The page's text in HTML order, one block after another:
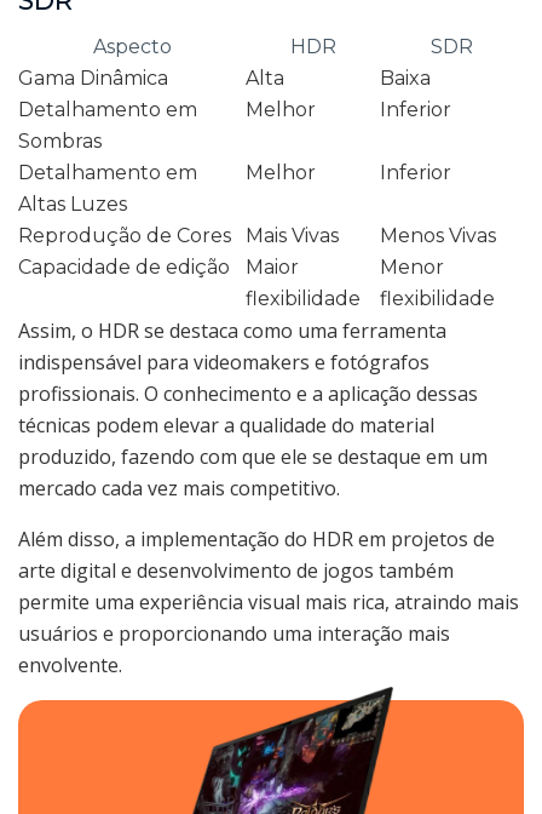
Aspecto HDR
SDR
Gama Dinâmica
Alta
Baixa
Detalhamento em
Sombras
Melhor Inferior
Detalhamento em
Altas Luzes
Melhor Inferior
Reprodução de Cores Mais Vivas
Menos Vivas
Capacidade de edição
Maior
flexibilidade
Menor
flexibilidade
Assim, o HDR se destaca como uma ferramenta
indispensável para videomakers e fotógrafos
profissionais. O conhecimento e a aplicação dessas
técnicas podem elevar a qualidade do material
produzido, fazendo com que ele se destaque em um
mercado cada vez mais competitivo.
Além disso, a implementação do HDR em projetos de
arte digital e desenvolvimento de jogos também
permite uma experiência visual mais rica, atraindo mais
usuários e proporcionando uma interação mais
envolvente.